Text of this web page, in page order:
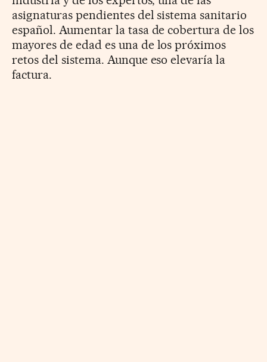
asignaturas pendientes del sistema sanitario
español. Aumentar la tasa de cobertura de los
mayores de edad es una de los próximos
retos del sistema. Aunque eso elevaría la
factura.